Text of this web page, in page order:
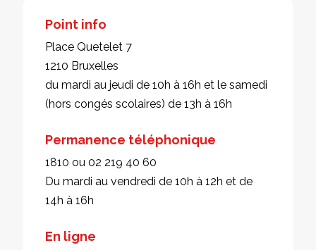
Point info
Place Quetelet 7
1210 Bruxelles
du mardi au jeudi de 10h à 16h et le samedi
(hors congés scolaires) de 13h à 16h
Permanence téléphonique
1810 ou 02 219 40 60
Du mardi au vendredi de 10h à 12h et de
14h à 16h
En ligne